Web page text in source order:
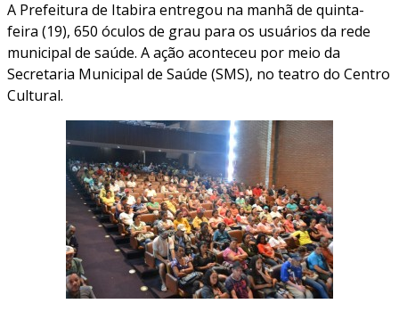
A Prefeitura de Itabira entregou na manhã de quinta-
feira (19), 650 óculos de grau para os usuários da rede
municipal de saúde. A ação aconteceu por meio da
Secretaria Municipal de Saúde (SMS), no teatro do Centro
Cultural.